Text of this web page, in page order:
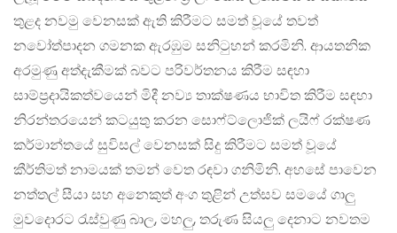
තුළද නවමු වෙනසක් ඇති කිරීමට සමත් වූයේ තවත්
නවෝත්පාදන ගමනක ඇරඹුම සනිටුහන් කරමිනි. ආයතනික
අරමුණු අත්දැකීමක් බවට පරිවර්තනය කිරීම සඳහා
සාම්ප්‍රදායිකත්වයෙන් මිදී නව්‍ය තාක්ෂණය භාවිත කිරීම සඳහා
නිරන්තරයෙන් කටයුතු කරන සොෆ්ට්ලොජික් ලයිෆ් රක්ෂණ
කර්මාන්තයේ සුවිසල් වෙනසක් සිදු කිරීමට සමත් වූයේ
කීර්තිමත් නාමයක් තමන් වෙත රඳවා ගනිමිනි. අහසේ පාවෙන
නත්තල් සීයා සහ අනෙකුත් අංග තුළින් උත්සව සමයේ ගාලු
මුවදොරට රැස්වුණු බාල, මහලු, තරුණ සියලු දෙනාට නවතම